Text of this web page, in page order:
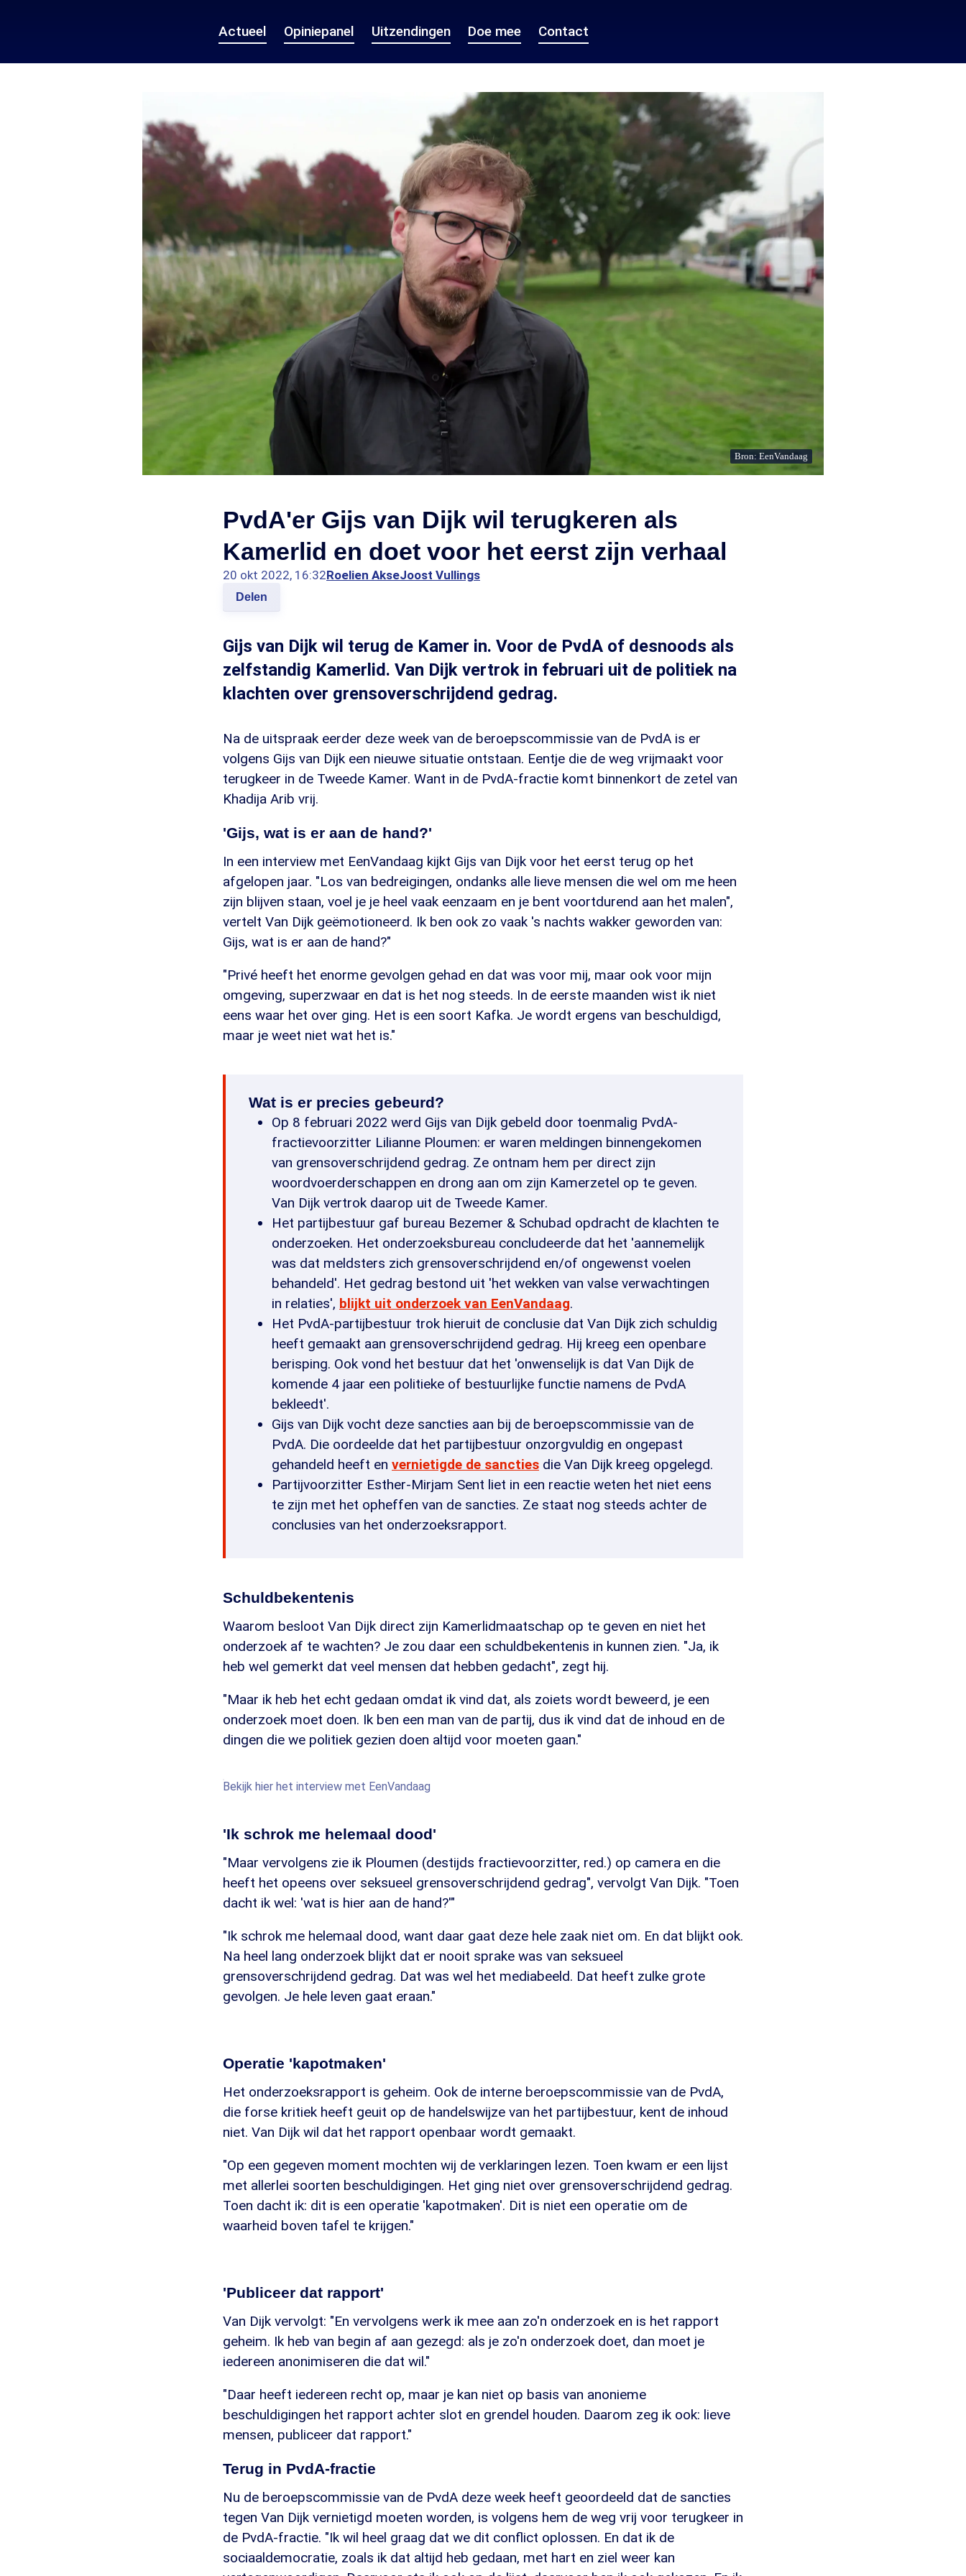
Actueel Opiniepanel Uitzendingen Doe mee Contact
Bron: EenVandaag
PvdA'er Gijs van Dijk wil terugkeren als
Kamerlid en doet voor het eerst zijn verhaal
20 okt 2022, 16:32Roelien AkseJoost Vullings
Delen
Gijs van Dijk wil terug de Kamer in. Voor de PvdA of desnoods als
zelfstandig Kamerlid. Van Dijk vertrok in februari uit de politiek na
klachten over grensoverschrijdend gedrag.
Na de uitspraak eerder deze week van de beroepscommissie van de PvdA is er
volgens Gijs van Dijk een nieuwe situatie ontstaan. Eentje die de weg vrijmaakt voor
terugkeer in de Tweede Kamer. Want in de PvdA-fractie komt binnenkort de zetel van
Khadija Arib vrij.
'Gijs, wat is er aan de hand?'
In een interview met EenVandaag kijkt Gijs van Dijk voor het eerst terug op het
afgelopen jaar. "Los van bedreigingen, ondanks alle lieve mensen die wel om me heen
zijn blijven staan, voel je je heel vaak eenzaam en je bent voortdurend aan het malen",
vertelt Van Dijk geëmotioneerd. Ik ben ook zo vaak 's nachts wakker geworden van:
Gijs, wat is er aan de hand?"
"Privé heeft het enorme gevolgen gehad en dat was voor mij, maar ook voor mijn
omgeving, superzwaar en dat is het nog steeds. In de eerste maanden wist ik niet
eens waar het over ging. Het is een soort Kafka. Je wordt ergens van beschuldigd,
maar je weet niet wat het is."
Wat is er precies gebeurd?
Op 8 februari 2022 werd Gijs van Dijk gebeld door toenmalig PvdA-
fractievoorzitter Lilianne Ploumen: er waren meldingen binnengekomen
van grensoverschrijdend gedrag. Ze ontnam hem per direct zijn
woordvoerderschappen en drong aan om zijn Kamerzetel op te geven.
Van Dijk vertrok daarop uit de Tweede Kamer.
Het partijbestuur gaf bureau Bezemer & Schubad opdracht de klachten te
onderzoeken. Het onderzoeksbureau concludeerde dat het 'aannemelijk
was dat meldsters zich grensoverschrijdend en/of ongewenst voelen
behandeld'. Het gedrag bestond uit 'het wekken van valse verwachtingen
in relaties', blijkt uit onderzoek van EenVandaag.
Het PvdA-partijbestuur trok hieruit de conclusie dat Van Dijk zich schuldig
heeft gemaakt aan grensoverschrijdend gedrag. Hij kreeg een openbare
berisping. Ook vond het bestuur dat het 'onwenselijk is dat Van Dijk de
komende 4 jaar een politieke of bestuurlijke functie namens de PvdA
bekleedt'.
Gijs van Dijk vocht deze sancties aan bij de beroepscommissie van de
PvdA. Die oordeelde dat het partijbestuur onzorgvuldig en ongepast
gehandeld heeft en vernietigde de sancties die Van Dijk kreeg opgelegd.
Partijvoorzitter Esther-Mirjam Sent liet in een reactie weten het niet eens
te zijn met het opheffen van de sancties. Ze staat nog steeds achter de
conclusies van het onderzoeksrapport.
Schuldbekentenis
Waarom besloot Van Dijk direct zijn Kamerlidmaatschap op te geven en niet het
onderzoek af te wachten? Je zou daar een schuldbekentenis in kunnen zien. "Ja, ik
heb wel gemerkt dat veel mensen dat hebben gedacht", zegt hij.
"Maar ik heb het echt gedaan omdat ik vind dat, als zoiets wordt beweerd, je een
onderzoek moet doen. Ik ben een man van de partij, dus ik vind dat de inhoud en de
dingen die we politiek gezien doen altijd voor moeten gaan."
Bekijk hier het interview met EenVandaag
'Ik schrok me helemaal dood'
"Maar vervolgens zie ik Ploumen (destijds fractievoorzitter, red.) op camera en die
heeft het opeens over seksueel grensoverschrijdend gedrag", vervolgt Van Dijk. "Toen
dacht ik wel: 'wat is hier aan de hand?'"
"Ik schrok me helemaal dood, want daar gaat deze hele zaak niet om. En dat blijkt ook.
Na heel lang onderzoek blijkt dat er nooit sprake was van seksueel
grensoverschrijdend gedrag. Dat was wel het mediabeeld. Dat heeft zulke grote
gevolgen. Je hele leven gaat eraan."
Operatie 'kapotmaken'
Het onderzoeksrapport is geheim. Ook de interne beroepscommissie van de PvdA,
die forse kritiek heeft geuit op de handelswijze van het partijbestuur, kent de inhoud
niet. Van Dijk wil dat het rapport openbaar wordt gemaakt.
"Op een gegeven moment mochten wij de verklaringen lezen. Toen kwam er een lijst
met allerlei soorten beschuldigingen. Het ging niet over grensoverschrijdend gedrag.
Toen dacht ik: dit is een operatie 'kapotmaken'. Dit is niet een operatie om de
waarheid boven tafel te krijgen."
'Publiceer dat rapport'
Van Dijk vervolgt: "En vervolgens werk ik mee aan zo'n onderzoek en is het rapport
geheim. Ik heb van begin af aan gezegd: als je zo'n onderzoek doet, dan moet je
iedereen anonimiseren die dat wil."
"Daar heeft iedereen recht op, maar je kan niet op basis van anonieme
beschuldigingen het rapport achter slot en grendel houden. Daarom zeg ik ook: lieve
mensen, publiceer dat rapport."
Terug in PvdA-fractie
Nu de beroepscommissie van de PvdA deze week heeft geoordeeld dat de sancties
tegen Van Dijk vernietigd moeten worden, is volgens hem de weg vrij voor terugkeer in
de PvdA-fractie. "Ik wil heel graag dat we dit conflict oplossen. En dat ik de
sociaaldemocratie, zoals ik dat altijd heb gedaan, met hart en ziel weer kan